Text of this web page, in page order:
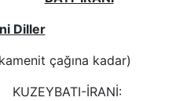
Diller
çağına kadar)
KUZEYBATI-İRANİ: